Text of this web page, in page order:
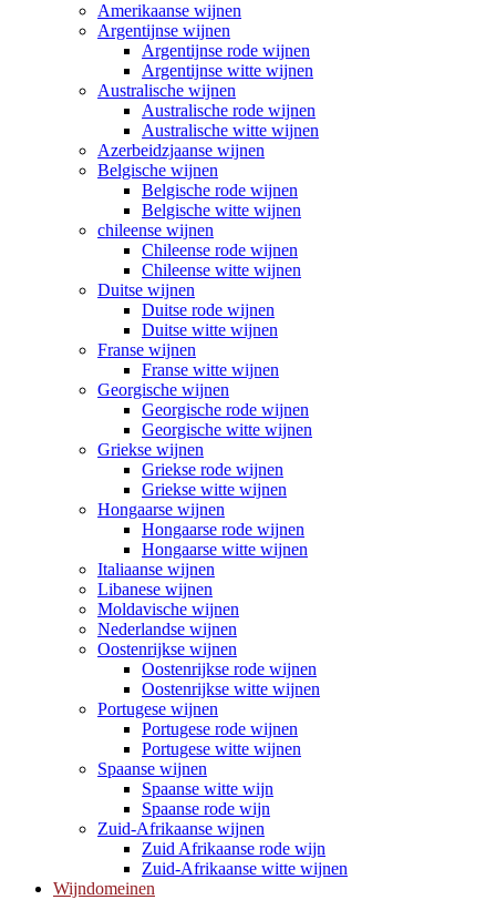
Amerikaanse wijnen
Argentijnse wijnen
Argentijnse rode wijnen
Argentijnse witte wijnen
Australische wijnen
Australische rode wijnen
Australische witte wijnen
Azerbeidzjaanse wijnen
Belgische wijnen
Belgische rode wijnen
Belgische witte wijnen
chileense wijnen
Chileense rode wijnen
Chileense witte wijnen
Duitse wijnen
Duitse rode wijnen
Duitse witte wijnen
Franse wijnen
Franse witte wijnen
Georgische wijnen
Georgische rode wijnen
Georgische witte wijnen
Griekse wijnen
Griekse rode wijnen
Griekse witte wijnen
Hongaarse wijnen
Hongaarse rode wijnen
Hongaarse witte wijnen
Italiaanse wijnen
Libanese wijnen
Moldavische wijnen
Nederlandse wijnen
Oostenrijkse wijnen
Oostenrijkse rode wijnen
Oostenrijkse witte wijnen
Portugese wijnen
Portugese rode wijnen
Portugese witte wijnen
Spaanse wijnen
Spaanse witte wijn
Spaanse rode wijn
Zuid-Afrikaanse wijnen
Zuid Afrikaanse rode wijn
Zuid-Afrikaanse witte wijnen
Wijndomeinen